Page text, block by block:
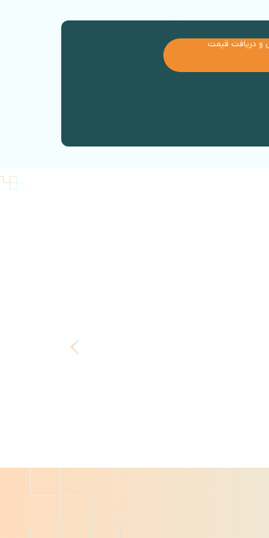
و دریافت قیمت